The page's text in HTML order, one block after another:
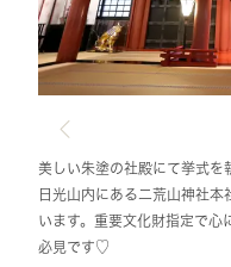
美しい朱塗の社殿にて挙式を
日光山内にある二荒山神社
います。重要文化財指定で心
必見です♡